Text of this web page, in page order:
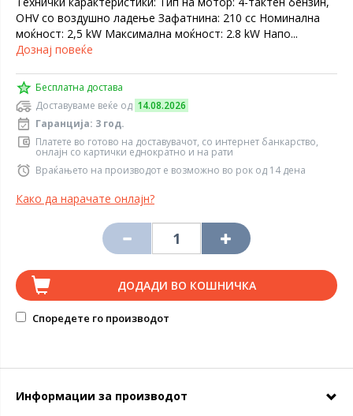
OHV со воздушно ладење Зафатнина: 210 cc Номинална
моќност: 2,5 kW Максимална моќност: 2.8 kW Напо...
Дознај повеќе
Бесплатна достава
Доставуваме веќе од 14.08.2026
Гаранција: 3 год.
Платете во готово на доставувачот, со интернет банкарство,
онлајн со картички еднократно и на рати
Враќањето на производот е возможно во рок од 14 дена
Како да нарачате онлајн?
ДОДАДИ ВО КОШНИЧКА
Споредете го производот
Информации за производот